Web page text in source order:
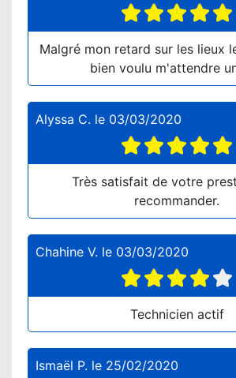
Malgré mon retard sur les lieux
bien voulu m'attendre
Alyssa C. le 03/03/2020
Très satisfait de votre
recommander.
Chahine V. le 03/03/2020
Technicien actif
Ismaël P. le 25/02/2020